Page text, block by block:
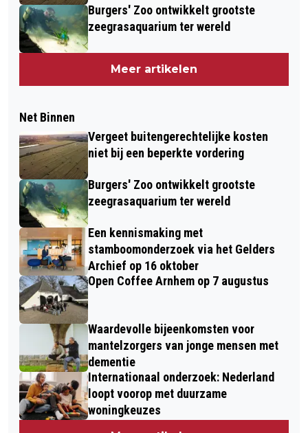
Burgers' Zoo ontwikkelt grootste
zeegrasaquarium ter wereld
Meer artikelen
Net Binnen
Vergeet buitengerechtelijke kosten
niet bij een beperkte vordering
Burgers' Zoo ontwikkelt grootste
zeegrasaquarium ter wereld
Een kennismaking met
stamboomonderzoek via het Gelders
Archief op 16 oktober
Open Coffee Arnhem op 7 augustus
Waardevolle bijeenkomsten voor
mantelzorgers van jonge mensen met
dementie
Internationaal onderzoek: Nederland
loopt voorop met duurzame
woningkeuzes